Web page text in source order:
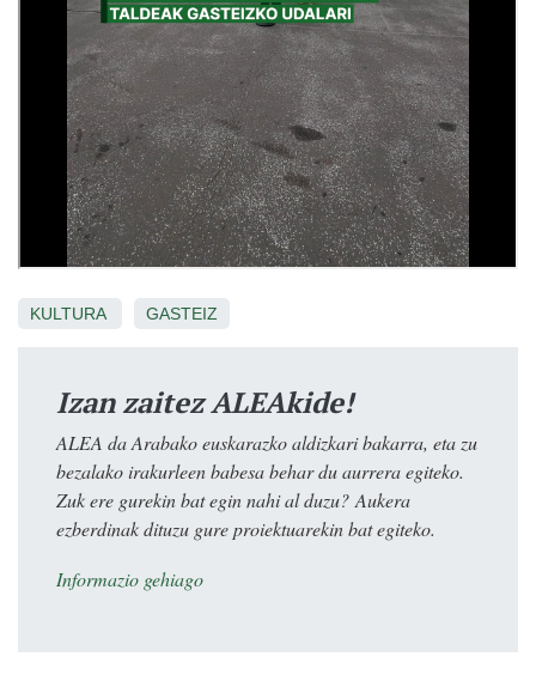
KULTURA GASTEIZ
Izan zaitez ALEAkide!
ALEA da Arabako euskarazko aldizkari bakarra, eta zu
bezalako irakurleen babesa behar du aurrera egiteko.
Zuk ere gurekin bat egin nahi al duzu? Aukera
ezberdinak dituzu gure proiektuarekin bat egiteko.
Informazio gehiago